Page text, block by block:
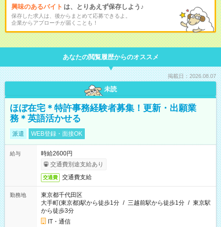
興味のあるバイト は、とりあえず保存しよう♪
保存した求人は、後からまとめて応募できるよ。
企業からアプローチが届くことも！
あなたの閲覧履歴からのオススメ
掲載日：2026.08.07
未読
ほぼ在宅＊特許事務経験者募集！更新・出願業
務＊英語活かせる
派遣 WEB登録・面接OK
給与
時給2600円
交通費別途支給あり
交通費 交通費支給
勤務地
東京都千代田区
大手町(東京都)駅から徒歩1分 / 三越前駅から徒歩1分 / 東京駅
から徒歩3分
IT・通信